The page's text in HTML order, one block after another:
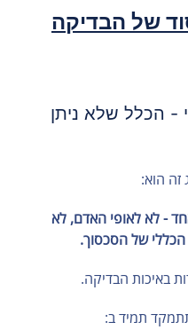
של הבדיקה
- הכלל שלא ניתן
זה הוא:
- לא לאופי האדם, לא
הכללי של הסכסוך.
באיכות הבדיקה.
תמיד ב: